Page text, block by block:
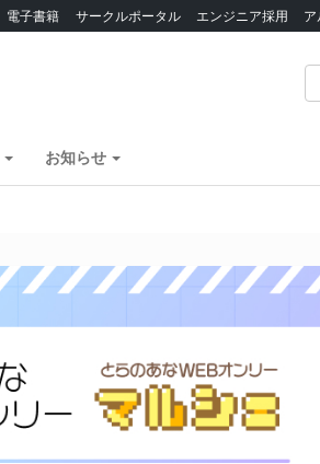
電子書籍 サークルポータル エンジニア採用
お知らせ